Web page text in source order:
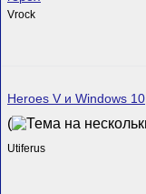
Vrock
Heroes V и Windows 10
(
Utiferus